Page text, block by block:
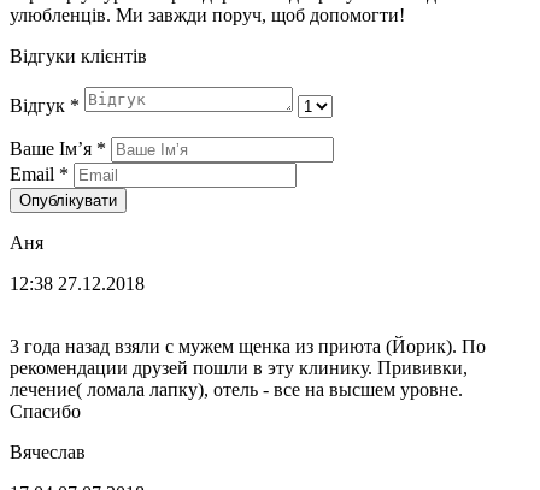
улюбленців. Ми завжди поруч, щоб допомогти!
Відгуки клієнтів
Відгук *
Ваше Імʼя *
Email *
Опублікувати
Аня
12:38 27.12.2018
3 года назад взяли с мужем щенка из приюта (Йорик). По
рекомендации друзей пошли в эту клинику. Прививки,
лечение( ломала лапку), отель - все на высшем уровне.
Спасибо
Вячеслав